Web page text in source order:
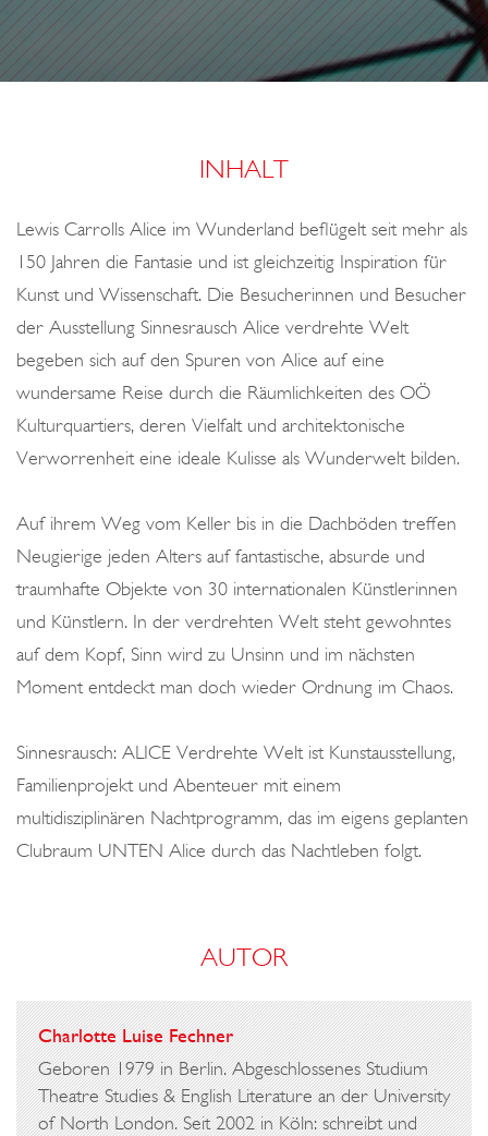
n
A
S
O
L
G
INHALT
Lewis Carrolls Alice im Wunderland beflügelt seit mehr als
150 Jahren die Fantasie und ist gleichzeitig Inspiration für
Kunst und Wissenschaft. Die Besucherinnen und Besucher
der Ausstellung Sinnesrausch Alice verdrehte Welt
begeben sich auf den Spuren von Alice auf eine
wundersame Reise durch die Räumlichkeiten des OÖ
Kulturquartiers, deren Vielfalt und architektonische
Verworrenheit eine ideale Kulisse als Wunderwelt bilden.
Auf ihrem Weg vom Keller bis in die Dachböden treffen
Neugierige jeden Alters auf fantastische, absurde und
traumhafte Objekte von 30 internationalen Künstlerinnen
und Künstlern. In der verdrehten Welt steht gewohntes
auf dem Kopf, Sinn wird zu Unsinn und im nächsten
Moment entdeckt man doch wieder Ordnung im Chaos.
Sinnesrausch: ALICE Verdrehte Welt ist Kunstausstellung,
Familienprojekt und Abenteuer mit einem
multidisziplinären Nachtprogramm, das im eigens geplanten
Clubraum UNTEN Alice durch das Nachtleben folgt.
AUTOR
Charlotte Luise Fechner
Geboren 1979 in Berlin. Abgeschlossenes Studium
Theatre Studies & English Literature an der University
of North London. Seit 2002 in Köln: schreibt und